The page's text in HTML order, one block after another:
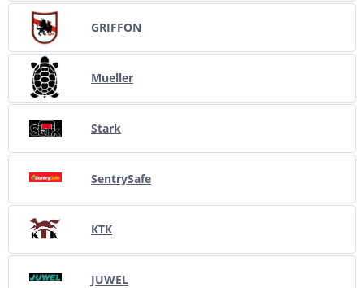
GRIFFON
Mueller
Stark
SentrySafe
КТК
JUWEL